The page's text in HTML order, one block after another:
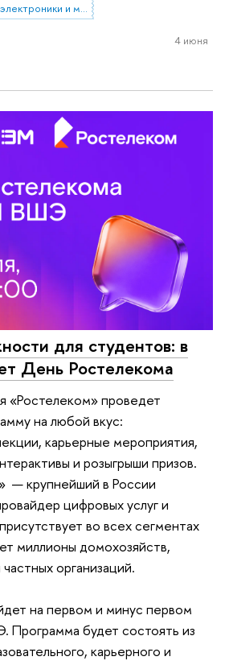
Московский институт электроники и математики им. А.Н. Тихонова
4 июня
для студентов: в
День Ростелекома
«Ростелеком» проведет
на любой вкус:
карьерные мероприятия,
и розыгрыши призов.
— крупнейший в России
цифровых услуг и
во всех сегментах
миллионы домохозяйств,
организаций.
на первом и минус первом
будет состоять из
карьерного и